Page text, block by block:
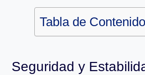
Tabla de Contenido
Seguridad y